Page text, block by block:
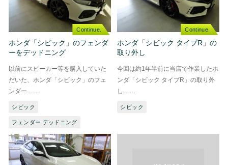
Continue.
ホンダ「シビック」のフェンダ
ーをデッドニング
以前にスピーカー等を購入していた
だいた、ホンダ「シビック」のフェ
ンダー……
シビック
フェンダー デッドニング
Continue.
ホンダ「シビック タイプR」の
取り外し
今回は約1年半前に当店で作業したホ
ンダ「シビック タイプR」の取り外
し……
シビック